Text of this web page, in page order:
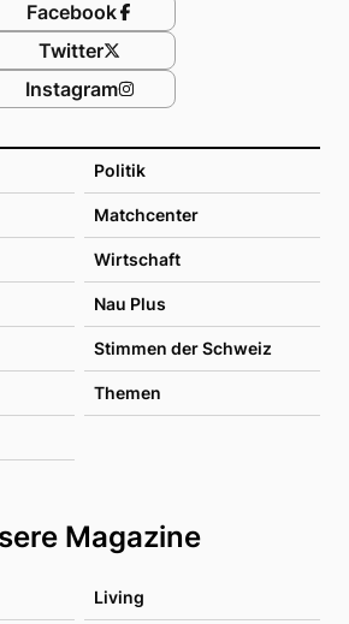
Politik
Matchcenter
Wirtschaft
Nau Plus
Stimmen der Schweiz
Themen
Magazine
Living
Facebook
Twitter
Instagram